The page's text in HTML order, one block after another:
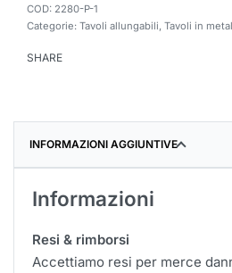
2280-P-1
Categorie: Tavoli allungabili Tavoli in
SHARE
INFORMAZIONI AGGIUNTIVE
Informazioni
Resi & rimborsi
Accettiamo resi per merce